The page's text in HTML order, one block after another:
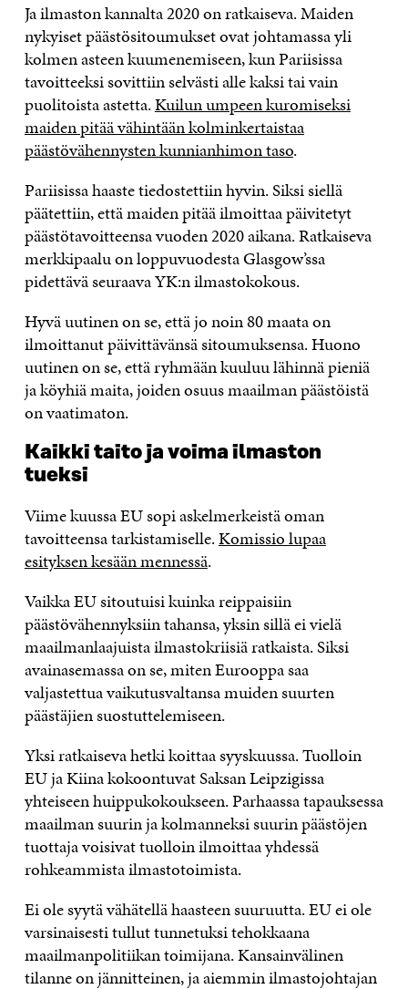
Ja ilmaston kannalta 2020 on ratkaiseva. Maiden
nykyiset päästösitoumukset ovat johtamassa yli
kolmen asteen kuumenemiseen, kun Pariisissa
tavoitteeksi sovittiin selvästi alle kaksi tai vain
puolitoista astetta.Kuilun umpeen kuromiseksi
maiden pitää vähintään kolminkertaistaa
päästövähennysten kunnianhimon taso.
Pariisissa haaste tiedostettiin hyvin. Siksi siellä
päätettiin, että maiden pitää ilmoittaa päivitetyt
päästötavoitteensa vuoden 2020 aikana. Ratkaiseva
merkkipaalu on loppuvuodesta Glasgow’ssa
pidettävä seuraava YK:n ilmastokokous.
Hyvä uutinen on se, että jo noin 80 maata on
ilmoittanut päivittävänsä sitoumuksensa. Huono
uutinen on se, että ryhmään kuuluu lähinnä pieniä
ja köyhiä maita, joiden osuus maailman päästöistä
on vaatimaton.
Kaikki taito ja voima ilmaston
tueksi
Viime kuussa EU sopi askelmerkeistä oman
tavoitteensa tarkistamiselle.Komissio lupaa
esityksen kesään mennessä.
Vaikka EU sitoutuisi kuinka reippaisiin
päästövähennyksiin tahansa, yksin sillä ei vielä
maailmanlaajuista ilmastokriisiä ratkaista. Siksi
avainasemassa on se, miten Eurooppa saa
valjastettua vaikutusvaltansa muiden suurten
päästäjien suostuttelemiseen.
Yksi ratkaiseva hetki koittaa syyskuussa. Tuolloin
EU ja Kiina kokoontuvat Saksan Leipzigissa
yhteiseen huippukokoukseen. Parhaassa tapauksessa
maailman suurin ja kolmanneksi suurin päästöjen
tuottaja voisivat tuolloin ilmoittaa yhdessä
rohkeammista ilmastotoimista.
Ei ole syytä vähätellä haasteen suuruutta. EU ei ole
varsinaisesti tullut tunnetuksi tehokkaana
maailmanpolitiikan toimijana. Kansainvälinen
tilanne on jännitteinen, ja aiemmin ilmastojohtajan